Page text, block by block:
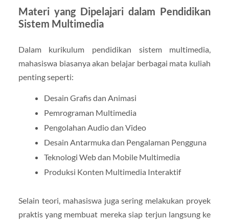
Materi yang Dipelajari dalam Pendidikan
Sistem Multimedia
Dalam kurikulum pendidikan sistem multimedia,
mahasiswa biasanya akan belajar berbagai mata kuliah
penting seperti:
Desain Grafis dan Animasi
Pemrograman Multimedia
Pengolahan Audio dan Video
Desain Antarmuka dan Pengalaman Pengguna
Teknologi Web dan Mobile Multimedia
Produksi Konten Multimedia Interaktif
Selain teori, mahasiswa juga sering melakukan proyek
praktis yang membuat mereka siap terjun langsung ke